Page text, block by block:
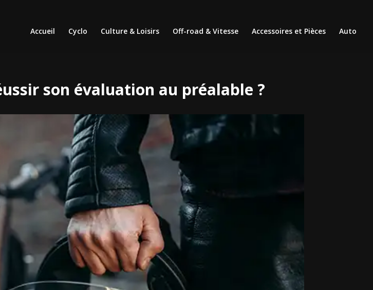
Accueil Cyclo Culture & Loisirs Off-road & Vitesse Accessoires et Pièces Auto
son évaluation au préalable ?